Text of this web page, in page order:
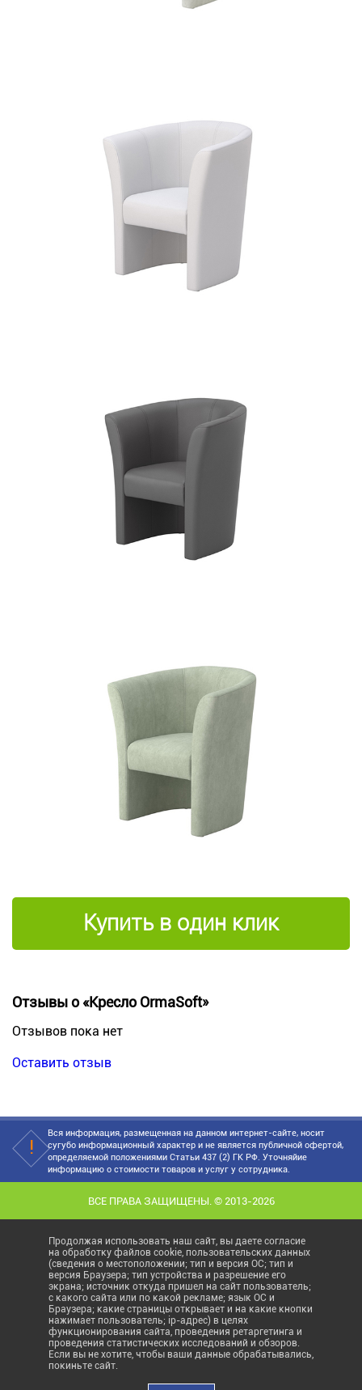
Купить в один клик
Отзывы о «Кресло OrmaSoft»
Отзывов пока нет
Оставить отзыв
Вся информация, размещенная на данном интернет-сайте, носит
сугубо информационный характер и не является публичной офертой,
определяемой положениями Статьи 437 (2) ГК РФ. Уточняйие
информацию о стоимости товаров и услуг у сотрудника.
ВСЕ ПРАВА ЗАЩИЩЕНЫ. © 2013-2026
Продолжая использовать наш сайт, вы даете согласие
на обработку файлов cookie, пользовательских данных
(сведения о местоположении; тип и версия ОС; тип и
версия Браузера; тип устройства и разрешение его
экрана; источник откуда пришел на сайт пользователь;
с какого сайта или по какой рекламе; язык ОС и
Браузера; какие страницы открывает и на какие кнопки
нажимает пользователь; ip-адрес) в целях
функционирования сайта, проведения ретаргетинга и
проведения статистических исследований и обзоров.
Если вы не хотите, чтобы ваши данные обрабатывались,
покиньте сайт.